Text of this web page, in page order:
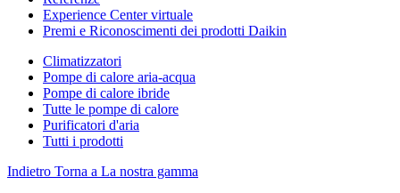
Experience Center virtuale
Premi e Riconoscimenti dei prodotti Daikin
Climatizzatori
Pompe di calore aria-acqua
Pompe di calore ibride
Tutte le pompe di calore
Purificatori d'aria
Tutti i prodotti
Indietro Torna a La nostra gamma